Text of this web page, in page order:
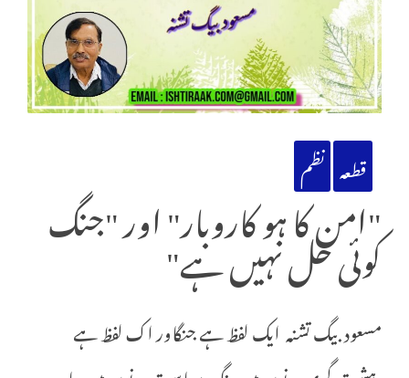
قطعہ نظم
"امن کا ہو کاروبار" اور "جنگ
کوئی حل نہیں ہے"
مسعود بیگ تشنہ ایک لفظ ہے جنگاور اک لفظ ہے